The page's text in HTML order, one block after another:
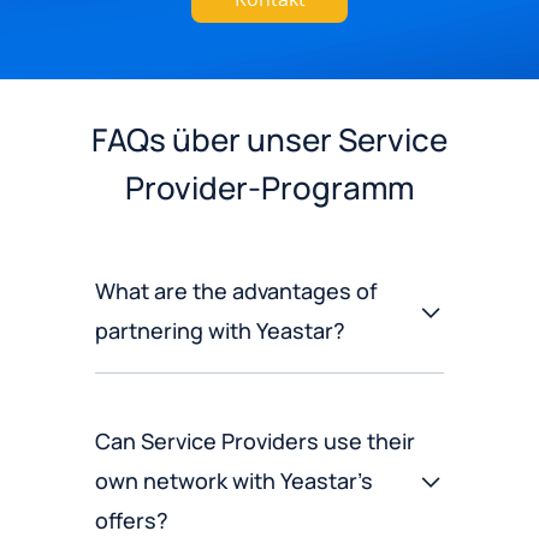
FAQs über unser Service
Provider-Programm
What are the advantages of
partnering with Yeastar?
Can Service Providers use their
own network with Yeastar’s
offers?